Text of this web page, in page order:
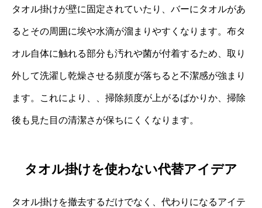
タオル掛けが壁に固定されていたり、バーにタオルがあ
るとその周囲に埃や水滴が溜まりやすくなります。布タ
オル自体に触れる部分も汚れや菌が付着するため、取り
外して洗濯し乾燥させる頻度が落ちると不潔感が強まり
ます。これにより、、掃除頻度が上がるばかりか、掃除
後も見た目の清潔さが保ちにくくなります。
タオル掛けを使わない代替アイデア
タオル掛けを撤去するだけでなく、代わりになるアイテ